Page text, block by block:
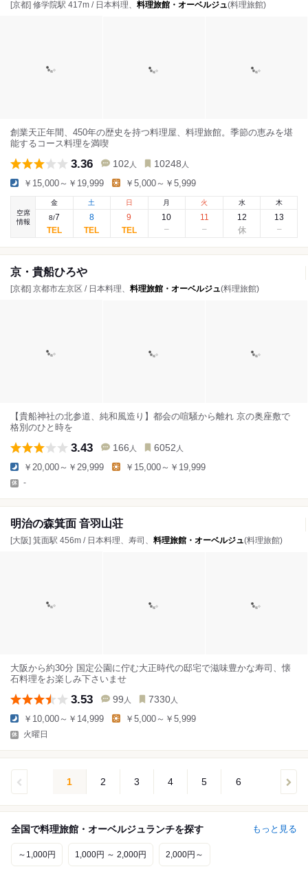
[京都] 修学院駅 417m / 日本料理、 料理旅館・オーベルジュ(料理旅館)
創業天正年間、450年の歴史を持つ料理屋、料理旅館。季節の恵みを堪
能するコース料理を満喫
3.36 102 人 10248 人
￥15,000～￥19,999 ￥5,000～￥5,999
空席
情報
金
8/7
土
8
日
9
月
10
火
11
水
12
木
13
京・貴船ひろや
[京都] 京都市左京区 / 日本料理、 料理旅館・オーベルジュ(料理旅館)
【貴船神社の北参道、純和風造り】都会の喧騒から離れ 京の奥座敷で
格別のひと時を
3.43 166 人 6052 人
￥20,000～￥29,999 ￥15,000～￥19,999
-
明治の森箕面 音羽山荘
[大阪] 箕面駅 456m / 日本料理、寿司、 料理旅館・オーベルジュ(料理旅館)
大阪から約30分 国定公園に佇む大正時代の邸宅で滋味豊かな寿司、懐
石料理をお楽しみ下さいませ
3.53 99 人 7330 人
￥10,000～￥14,999 ￥5,000～￥5,999
火曜日
1 2 3 4 5 6
全国で料理旅館・オーベルジュランチを探す もっと見る
～1,000円 1,000円 ～ 2,000円 2,000円～